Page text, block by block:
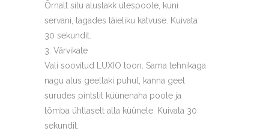
Õrnalt silu aluslakk ülespoole, kuni
servani, tagades täieliku katvuse. Kuivata
30 sekundit.
Värvikate
Vali soovitud LUXIO toon. Sama tehnikaga
nagu alus geellaki puhul, kanna geel
surudes pintslit küünenaha poole ja
tõmba ühtlaselt alla küünele. Kuivata 30
sekundit.